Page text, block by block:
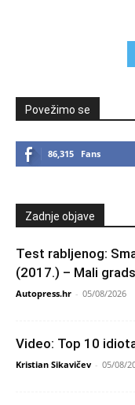
Povežimo se
86,315 Fans
Zadnje objave
Test rabljenog:
(2017.) – Mali
Autopress.hr - 05/08/2026
Video: Top 10
Kristian Sikavičev - 05/08/